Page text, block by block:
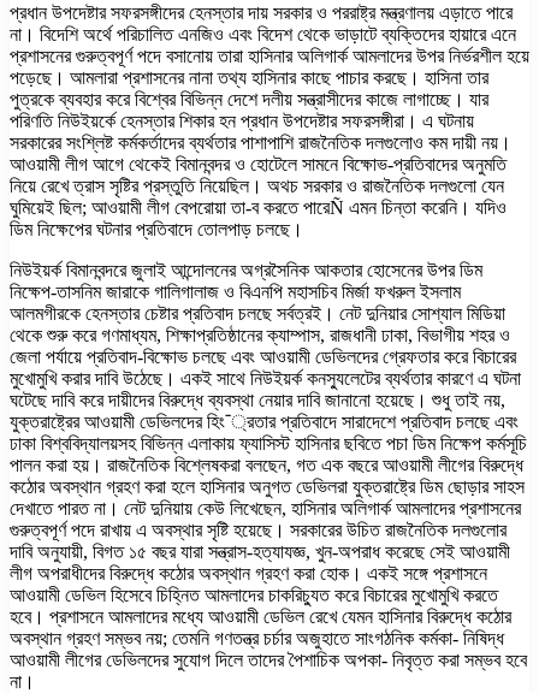
প্রধান উপদেষ্টার সফরসঙ্গীদের হেনস্তার দায় সরকার ও পররাষ্ট্র মন্ত্রণালয় এড়াতে পারে
না। বিদেশি অর্থে পরিচালিত এনজিও এবং বিদেশ থেকে ভাড়াটে ব্যক্তিদের হায়ারে এনে
প্রশাসনের গুরুত্বপূর্ণ পদে বসানোয় তারা হাসিনার অলিগার্ক আমলাদের উপর নির্ভরশীল হয়ে
পড়েছে। আমলারা প্রশাসনের নানা তথ্য হাসিনার কাছে পাচার করছে। হাসিনা তার
পুত্রকে ব্যবহার করে বিশ্বের বিভিন্ন দেশে দলীয় সন্ত্রাসীদের কাজে লাগাচ্ছে। যার
পরিণতি নিউইয়র্কে হেনস্তার শিকার হন প্রধান উপদেষ্টার সফরসঙ্গীরা। এ ঘটনায়
সরকারের সংশ্লিষ্ট কর্মকর্তাদের ব্যর্থতার পাশাপাশি রাজনৈতিক দলগুলোও কম দায়ী নয়।
আওয়ামী লীগ আগে থেকেই বিমানবন্দর ও হোটেলে সামনে বিক্ষোভ-প্রতিবাদের অনুমতি
নিয়ে রেখে ত্রাস সৃষ্টির প্রস্তুতি নিয়েছিল। অথচ সরকার ও রাজনৈতিক দলগুলো যেন
ঘুমিয়েই ছিল; আওয়ামী লীগ বেপরোয়া তা-ব করতে পারেÑ এমন চিন্তা করেনি। যদিও
ডিম নিক্ষেপের ঘটনার প্রতিবাদে তোলপাড় চলছে।
নিউইয়র্ক বিমানবন্দরে জুলাই আন্দোলনের অগ্রসৈনিক আকতার হোসেনের উপর ডিম
নিক্ষেপ-তাসনিম জারাকে গালিগালাজ ও বিএনপি মহাসচিব মির্জা ফখরুল ইসলাম
আলমগীরকে হেনস্তার চেষ্টার প্রতিবাদ চলছে সর্বত্রই। নেট দুনিয়ার সোশ্যাল মিডিয়া
থেকে শুরু করে গণমাধ্যম, শিক্ষাপ্রতিষ্ঠানের ক্যাম্পাস, রাজধানী ঢাকা, বিভাগীয় শহর ও
জেলা পর্যায়ে প্রতিবাদ-বিক্ষোভ চলছে এবং আওয়ামী ডেভিলদের গ্রেফতার করে বিচারের
মুখোমুখি করার দাবি উঠেছে। একই সাথে নিউইয়র্ক কনস্যুলেটের ব্যর্থতার কারণে এ ঘটনা
ঘটেছে দাবি করে দায়ীদের বিরুদ্ধে ব্যবস্থা নেয়ার দাবি জানানো হয়েছে। শুধু তাই নয়,
যুক্তরাষ্ট্রের আওয়ামী ডেভিলদের হিং¯্রতার প্রতিবাদে সারাদেশে প্রতিবাদ চলছে এবং
ঢাকা বিশ্ববিদ্যালয়সহ বিভিন্ন এলাকায় ফ্যাসিস্ট হাসিনার ছবিতে পচা ডিম নিক্ষেপ কর্মসূচি
পালন করা হয়। রাজনৈতিক বিশ্লেষকরা বলছেন, গত এক বছরে আওয়ামী লীগের বিরুদ্ধে
কঠোর অবস্থান গ্রহণ করা হলে হাসিনার অনুগত ডেভিলরা যুক্তরাষ্ট্রে ডিম ছোড়ার সাহস
দেখাতে পারত না। নেট দুনিয়ায় কেউ লিখেছেন, হাসিনার অলিগার্ক আমলাদের প্রশাসনের
গুরুত্বপূর্ণ পদে রাখায় এ অবস্থার সৃষ্টি হয়েছে। সরকারের উচিত রাজনৈতিক দলগুলোর
দাবি অনুযায়ী, বিগত ১৫ বছর যারা সন্ত্রাস-হত্যাযজ্ঞ, খুন-অপরাধ করেছে সেই আওয়ামী
লীগ অপরাধীদের বিরুদ্ধে কঠোর অবস্থান গ্রহণ করা হোক। একই সঙ্গে প্রশাসনে
আওয়ামী ডেভিল হিসেবে চিহ্নিত আমলাদের চাকরিচ্যুত করে বিচারের মুখোমুখি করতে
হবে। প্রশাসনে আমলাদের মধ্যে আওয়ামী ডেভিল রেখে যেমন হাসিনার বিরুদ্ধে কঠোর
অবস্থান গ্রহণ সম্ভব নয়; তেমনি গণতন্ত্র চর্চার অজুহাতে সাংগঠনিক কর্মকা- নিষিদ্ধ
আওয়ামী লীগের ডেভিলদের সুযোগ দিলে তাদের পৈশাচিক অপকা- নিবৃত্ত করা সম্ভব হবে
না।